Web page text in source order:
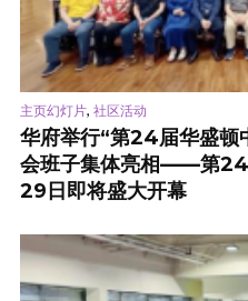
主页幻灯片, 社区活动
华府举行“第24届华盛顿
会班子集体亮相——第24
29日即将盛大开幕